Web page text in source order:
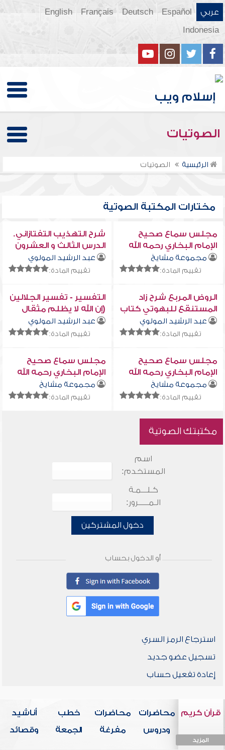
عربي Español
Deutsch
Français
English
Indonesia
الصوتيات
الرئيسية الصوتيات
مختارات المكتبة الصوتية
مجلس سماع صحيح
الإمام البخاري رحمه الله
المجلس الثالث(الفترة
الثالثة)
مجموعة مشايخ
تقييم المادة:
شرح التهذيب التفتازاني.
الدرس الثالث و العشرون
عبد الرشيد المولوي
تقييم المادة:
الروض المربع شرح زاد
المستنقع للبهوتي كتاب
النكاح (باب المحرمات في
النكاح) - رحمه الله -
عبد الرشيد المولوي
تقييم المادة:
التفسير - تفسير الجلالين
(إن الله لا يظلم مثقال
ذرة) الآية 40 من سورة
النساء - الدرس الثاني
عبد الرشيد المولوي
تقييم المادة:
مجلس سماع صحيح
الإمام البخاري رحمه الله
المجلس الرابع(الفترة
الأولى)
مجموعة مشايخ
تقييم المادة:
مجلس سماع صحيح
الإمام البخاري رحمه الله
المجلس الرابع(الفترة
الثانية)
مجموعة مشايخ
تقييم المادة:
مكتبتك الصوتية
اسم
المستخدم:
كـلـــمـة
الـمـــــرور:
دخول المشتركين
أو الدخول بحساب
استرجاع الرمز السري
تسجيل عضو جديد
إعادة تفعيل حساب
قرآن كريم
المزيد
محاضرات
ودروس
محاضرات
مفرغة
خطب
الجمعة
أناشيد
وقصائد